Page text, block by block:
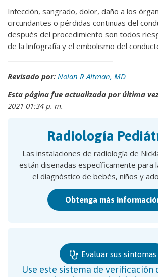
Infección, sangrado, dolor, daño a los
circundantes o pérdidas continuas del
después del procedimiento son todos
de la linfografía y el embolismo del
Revisado por: Nolan R Altman, MD
Esta página fue actualizada por última
2021 01:34 p. m.
Radiología
Las instalaciones de radiología de
están diseñadas específicamente para
el diagnóstico de bebés, niños y
Obtenga más
Evaluar sus síntomas
Use este sistema de verificación